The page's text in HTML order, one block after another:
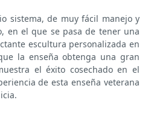
sistema, de muy fácil manejo y
en el que se pasa de tener una
escultura personalizada en
la enseña obtenga una gran
el éxito cosechado en el
de esta enseña veterana